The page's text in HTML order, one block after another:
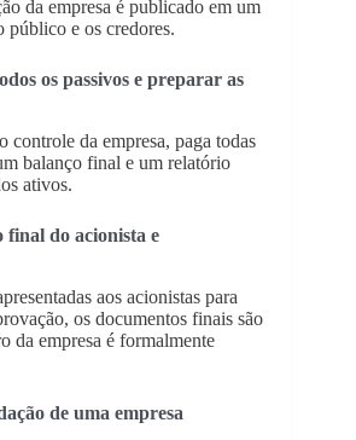
da empresa é publicado em um
e os credores.
os passivos e preparar as
controle da empresa, paga todas
balanço final e um relatório
ativos.
do acionista e
aos acionistas para
os documentos finais são
da empresa é formalmente
de uma empresa